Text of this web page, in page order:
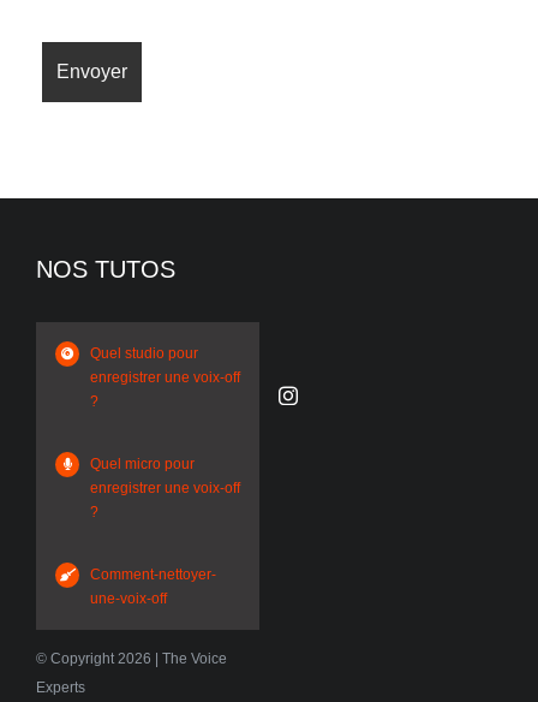
NOS TUTOS
Quel studio pour
enregistrer une voix-off
?
Quel micro pour
enregistrer une voix-off
?
Comment-nettoyer-
une-voix-off
© Copyright 2026 | The Voice
Experts